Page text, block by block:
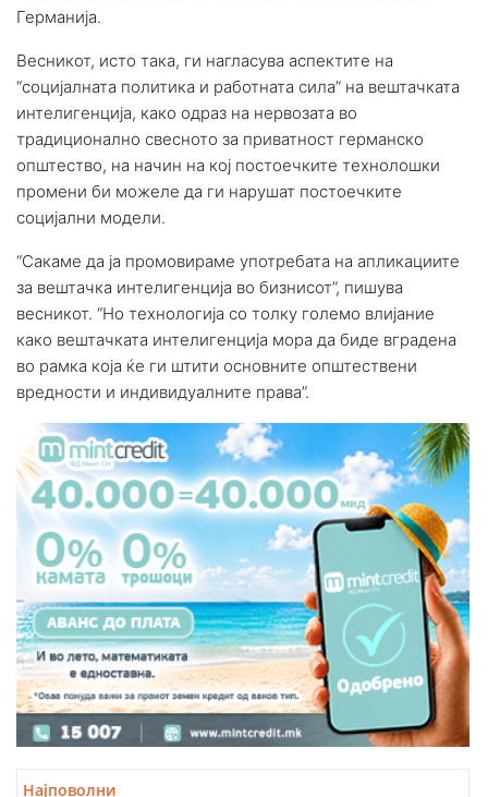
Германија.
Весникот, исто така, ги нагласува аспектите на
“социјалната политика и работната сила” на вештачката
интелигенција, како одраз на нервозата во
традиционално свесното за приватност германско
општество, на начин на кој постоечките технолошки
промени би можеле да ги нарушат постоечките
социјални модели.
“Сакаме да ја промовираме употребата на апликациите
за вештачка интелигенција во бизнисот”, пишува
весникот. “Но технологија со толку големо влијание
како вештачката интелигенција мора да биде вградена
во рамка која ќе ги штити основните општествени
вредности и индивидуалните права”.